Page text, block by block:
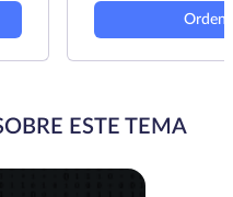
ESTE TEMA